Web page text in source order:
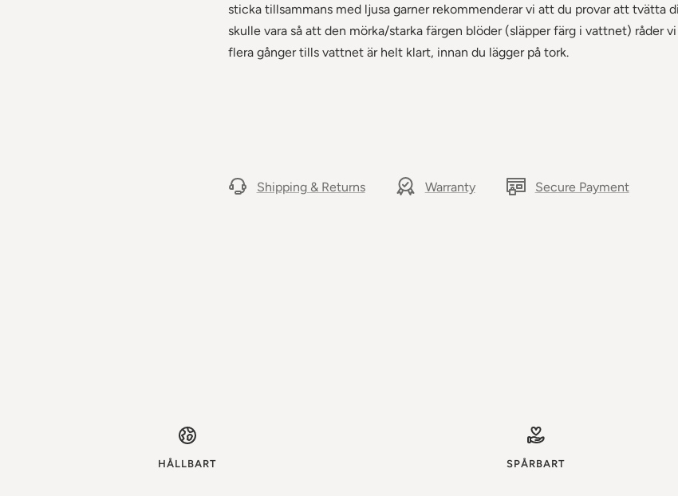
sticka tillsammans med ljusa garner rekommenderar vi att du provar att tvätta
skulle vara så att den mörka/starka färgen blöder (släpper färg i vattnet) råder
flera gånger tills vattnet är helt klart, innan du lägger på tork.
Shipping & Returns Warranty Secure Payment
HÅLLBART SPÅRBART